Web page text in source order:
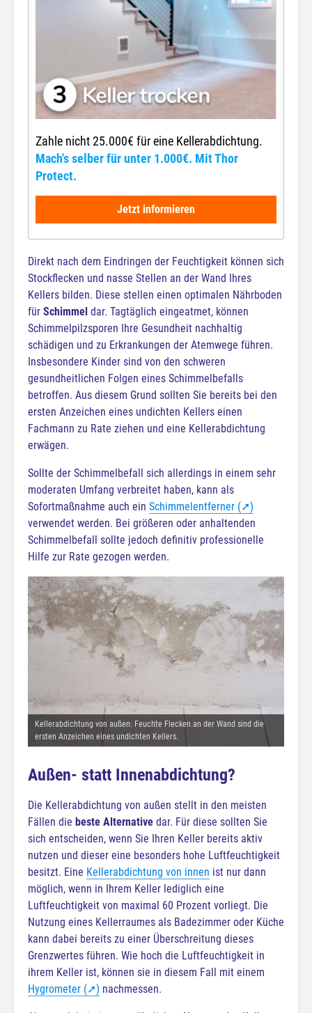
Zahle nicht 25.000€ für eine Kellerabdichtung.
Mach's selber für unter 1.000€. Mit Thor
Protect.
Jetzt informieren
Direkt nach dem Eindringen der Feuchtigkeit können sich
Stockflecken und nasse Stellen an der Wand Ihres
Kellers bilden. Diese stellen einen optimalen Nährboden
für Schimmel dar. Tagtäglich eingeatmet, können
Schimmelpilzsporen Ihre Gesundheit nachhaltig
schädigen und zu Erkrankungen der Atemwege führen.
Insbesondere Kinder sind von den schweren
gesundheitlichen Folgen eines Schimmelbefalls
betroffen. Aus diesem Grund sollten Sie bereits bei den
ersten Anzeichen eines undichten Kellers einen
Fachmann zu Rate ziehen und eine Kellerabdichtung
erwägen.
Sollte der Schimmelbefall sich allerdings in einem sehr
moderaten Umfang verbreitet haben, kann als
Sofortmaßnahme auch ein Schimmelentferner (➚)
verwendet werden. Bei größeren oder anhaltenden
Schimmelbefall sollte jedoch definitiv professionelle
Hilfe zur Rate gezogen werden.
Kellerabdichtung von außen: Feuchte Flecken an der Wand sind die
ersten Anzeichen eines undichten Kellers.
Außen- statt Innenabdichtung?
Die Kellerabdichtung von außen stellt in den meisten
Fällen die beste Alternative dar. Für diese sollten Sie
sich entscheiden, wenn Sie Ihren Keller bereits aktiv
nutzen und dieser eine besonders hohe Luftfeuchtigkeit
besitzt. Eine Kellerabdichtung von innen ist nur dann
möglich, wenn in Ihrem Keller lediglich eine
Luftfeuchtigkeit von maximal 60 Prozent vorliegt. Die
Nutzung eines Kellerraumes als Badezimmer oder Küche
kann dabei bereits zu einer Überschreitung dieses
Grenzwertes führen. Wie hoch die Luftfeuchtigkeit in
ihrem Keller ist, können sie in diesem Fall mit einem
Hygrometer (➚) nachmessen.